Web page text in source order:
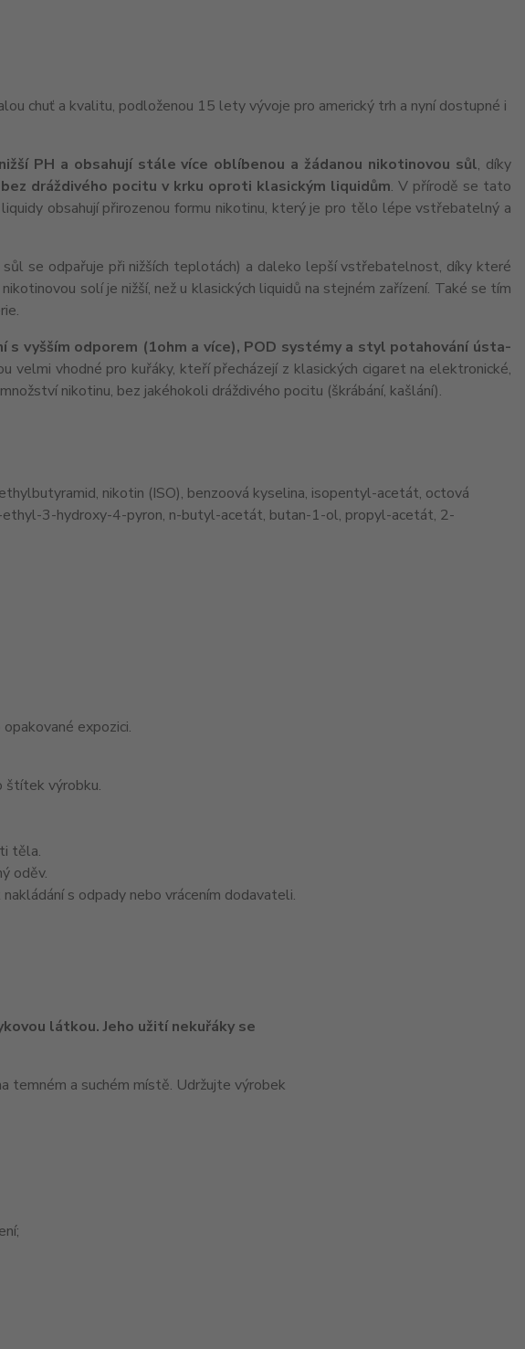
chuť a kvalitu, podloženou 15 lety vývoje pro americký trh a nyní dostupné i
nižší PH a obsahují stále více oblíbenou a žádanou nikotinovou sůl, díky
dráždivého pocitu v krku oproti klasickým liquidům. V přírodě se tato
obsahují přirozenou formu nikotinu, který je pro tělo lépe vstřebatelný a
se odpařuje při nižších teplotách) a daleko lepší vstřebatelnost, díky které
solí je nižší, než u klasických liquidů na stejném zařízení. Také se tím
s vyšším odporem (1ohm a více), POD systémy a styl potahování ústa-
velmi vhodné pro kuřáky, kteří přecházejí z klasických cigaret na elektronické,
nikotinu, bez jakéhokoli dráždivého pocitu (škrábání, kašlání).
nikotin (ISO), benzoová kyselina, isopentyl-acetát, octová
3-hydroxy-4-pyron, n-butyl-acetát, butan-1-ol, propyl-acetát, 2-
expozici.
štítek výrobku.
těla.
oděv.
s odpady nebo vrácením dodavateli.
látkou. Jeho užití nekuřáky se
temném a suchém místě. Udržujte výrobek